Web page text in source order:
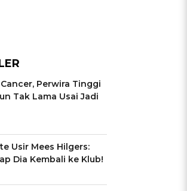
Perwira Tinggi
Tak Lama Usai Jadi
Usir Mees Hilgers:
Dia Kembali ke Klub!